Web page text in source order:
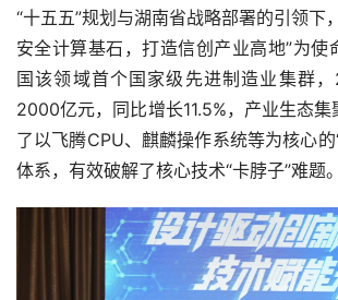
“十五五”规划与湖南省战略部署的引领下
安全计算基石，打造信创产业高地”为使
国该领域首个国家级先进制造业集群
2000亿元，同比增长11.5%，产业生态
了以飞腾CPU、麒麟操作系统等为核心
体系，有效破解了核心技术“卡脖子”难题。